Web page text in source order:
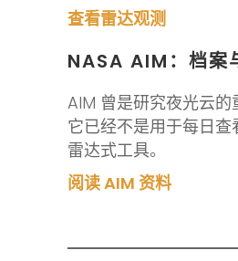
查看雷达观测
NASA AIM：档案
AIM 曾是研究夜光云的
它已经不是用于每日查
雷达式工具。
阅读 AIM 资料